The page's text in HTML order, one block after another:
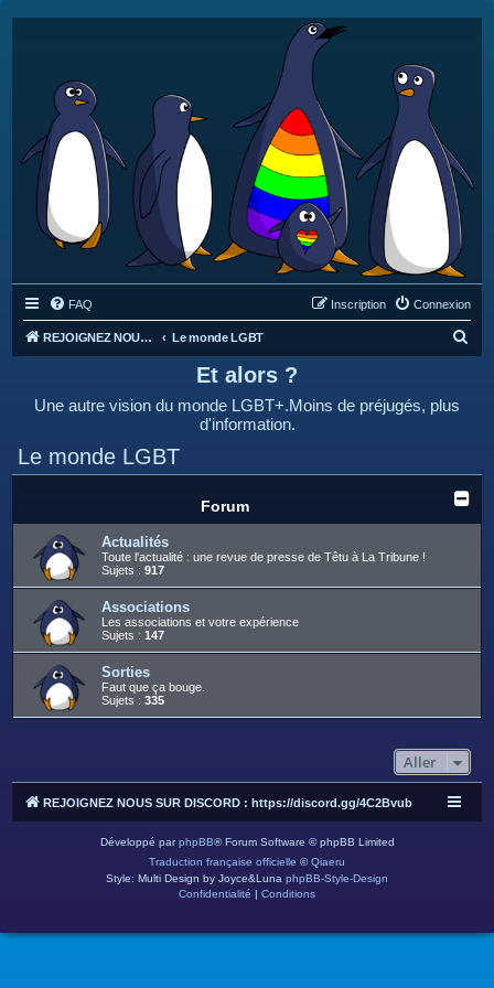
FAQ Connexion
Inscription
REJOIGNEZ NOUS SUR DISCORD : https://discord.gg/4C2Bvub Le monde LGBT
h
Et alors ?
Une autre vision du monde LGBT+.Moins de préjugés, plus
d'information.
Le monde LGBT
Forum
Actualités
Toute l'actualité : une revue de presse de Têtu à La Tribune !
Sujets : 917
Associations
Les associations et votre expérience
Sujets : 147
Sorties
Faut que ça bouge.
Sujets : 335
Aller
REJOIGNEZ NOUS SUR DISCORD : https://discord.gg/4C2Bvub
Développé parphpBB® Forum Software © phpBB Limited
Traduction française officielle ©Qiaeru
Style: Multi Design by Joyce&Luna phpBB-Style-Design
Confidentialité | Conditions